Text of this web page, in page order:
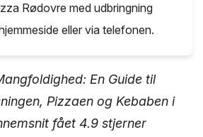
Rødovre med udbringning
eller via telefonen.
En Guide til
Pizzaen og Kebaben i
fået 4.9 stjerner